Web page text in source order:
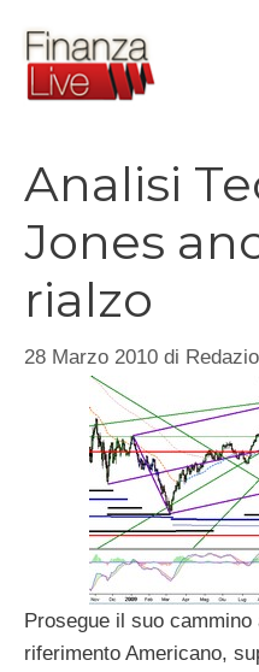
contenuto
Analisi
Jones
rialzo
28 Marzo 2010 di
Prosegue il suo cammino
riferimento Americano,